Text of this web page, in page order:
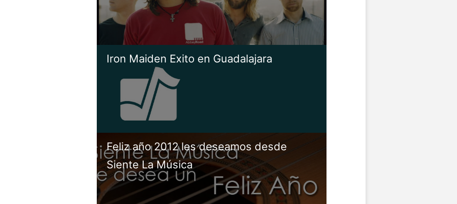
Iron Maiden Exito en Guadalajara
Feliz año 2012 les deseamos desde
Siente La Música